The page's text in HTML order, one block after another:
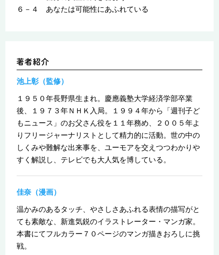
６－４ あなたは可能性にあふれている
池上彰（監修）
１９５０年長野県生まれ。慶應義塾大学経済学部卒業
後、１９７３年ＮＨＫ入局。１９９４年から「週刊子ど
もニュース」のお父さん役を１１年務め、２００５年よ
りフリージャーナリストとして精力的に活動。世の中の
しくみや難解な出来事を、ユーモアを交えつつわかりや
すく解説し、テレビでも大人気を博している。
佳奈（漫画）
温かみのあるタッチ、やさしさあふれる表情の描写がと
ても素敵な、新進気鋭のイラストレーター・マンガ家。
本書にてフルカラー７０ページのマンガ描きおろしに挑
戦。